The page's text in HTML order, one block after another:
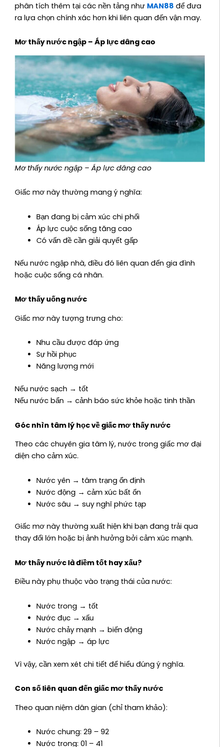
phân tích thêm tại các nền tảng như MAN88 để đưa
ra lựa chọn chính xác hơn khi liên quan đến vận may.
Mơ thấy nước ngập – Áp lực dâng cao
Mơ thấy nước ngập – Áp lực dâng cao
Giấc mơ này thường mang ý nghĩa:
Bạn đang bị cảm xúc chi phối
Áp lực cuộc sống tăng cao
Có vấn đề cần giải quyết gấp
Nếu nước ngập nhà, điều đó liên quan đến gia đình
hoặc cuộc sống cá nhân.
Mơ thấy uống nước
Giấc mơ này tượng trưng cho:
Nhu cầu được đáp ứng
Sự hồi phục
Năng lượng mới
Nếu nước sạch → tốt
Nếu nước bẩn → cảnh báo sức khỏe hoặc tinh thần
Góc nhìn tâm lý học về giấc mơ thấy nước
Theo các chuyên gia tâm lý, nước trong giấc mơ đại
diện cho cảm xúc.
Nước yên → tâm trạng ổn định
Nước động → cảm xúc bất ổn
Nước sâu → suy nghĩ phức tạp
Giấc mơ này thường xuất hiện khi bạn đang trải qua
thay đổi lớn hoặc bị ảnh hưởng bởi cảm xúc mạnh.
Mơ thấy nước là điềm tốt hay xấu?
Điều này phụ thuộc vào trạng thái của nước:
Nước trong → tốt
Nước đục → xấu
Nước chảy mạnh → biến động
Nước ngập → áp lực
Vì vậy, cần xem xét chi tiết để hiểu đúng ý nghĩa.
Con số liên quan đến giấc mơ thấy nước
Theo quan niệm dân gian (chỉ tham khảo):
Nước chung: 29 – 92
Nước trong: 01 – 41